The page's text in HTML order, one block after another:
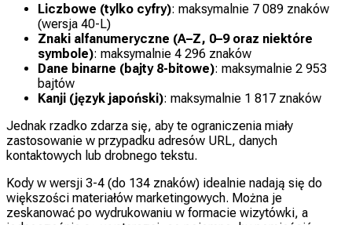
Liczbowe (tylko cyfry): maksymalnie 7 089 znaków
(wersja 40-L)
Znaki alfanumeryczne (A–Z, 0–9 oraz niektóre
symbole): maksymalnie 4 296 znaków
Dane binarne (bajty 8-bitowe): maksymalnie 2 953
bajtów
Kanji (język japoński): maksymalnie 1 817 znaków
Jednak rzadko zdarza się, aby te ograniczenia miały
zastosowanie w przypadku adresów URL, danych
kontaktowych lub drobnego tekstu.
Kody w wersji 3-4 (do 134 znaków) idealnie nadają się do
większości materiałów marketingowych. Można je
zeskanować po wydrukowaniu w formacie wizytówki, a